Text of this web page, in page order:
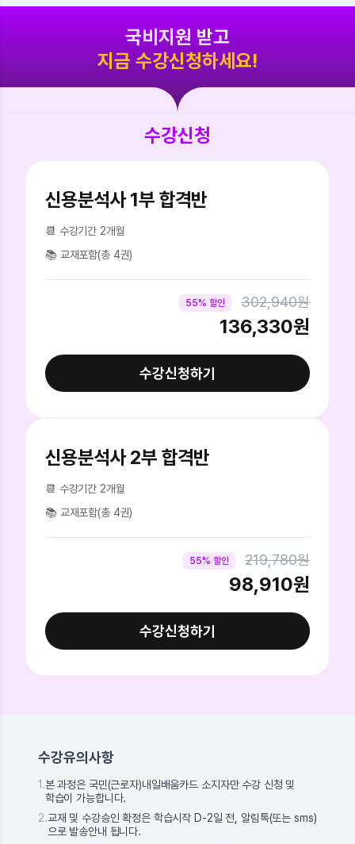
국비지원 받고
지금 수강신청하세요!
수강신청
신용분석사 1부 합격반
📆 수강기간 2개월
📚 교재포함(총 4권)
55% 할인 302,940원
136,330원
수강신청하기
신용분석사 2부 합격반
📆 수강기간 2개월
📚 교재포함(총 4권)
55% 할인 219,780원
98,910원
수강신청하기
수강유의사항
1.본 과정은 국민(근로자)내일배움카드 소지자만 수강 신청 및
학습이 가능합니다.
2.교재 및 수강승인 확정은 학습시작 D-2일 전, 알림톡(또는 sms)
으로 발송안내 됩니다.